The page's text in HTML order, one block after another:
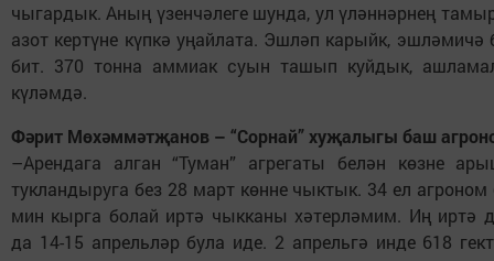
чыгардык. Аның үзенчәлеге шунда, ул үләннәрнең
азот кертүне күпкә уңайлата. Эшләп карыйк, эшләмичә
бит. 370 тонна аммиак суын ташып куйдык,
күләмдә.
Фәрит Мөхәммәтҗанов – “Сорнай” хуҗалыгы баш
–Арендага алган “Туман” агрегаты белән көзне
тукландыруга без 28 март көнне чыктык. 34 ел
мин кырга болай иртә чыкканы хәтерләмим. Иң иртә
да 14-15 апрельләр була иде. 2 апрельгә инде 618